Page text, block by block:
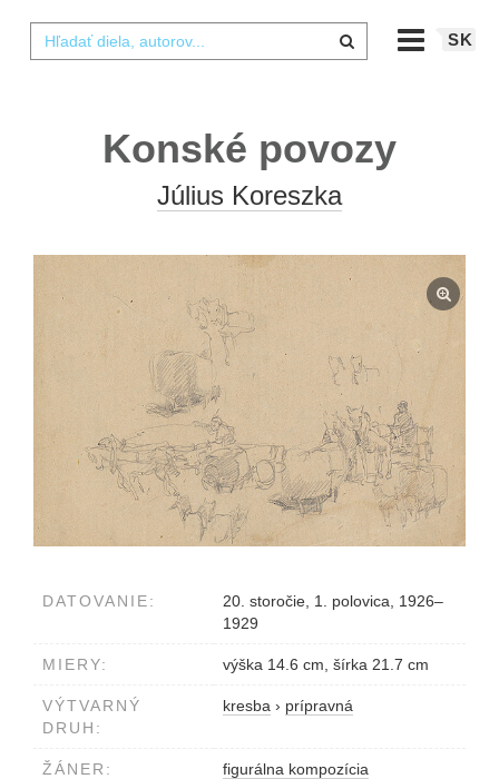
SK
Konské povozy
Július Koreszka
DATOVANIE:
20. storočie, 1. polovica, 1926–
1929
MIERY: výška 14.6 cm, šírka 21.7 cm
VÝTVARNÝ
DRUH:
kresba › prípravná
ŽÁNER: figurálna kompozícia